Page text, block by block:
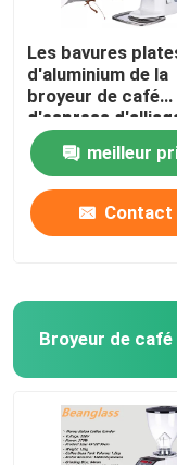
Les bavures
d'aluminium de la
broyeur de café
d'espress
64mm tochscreen
broyeurmeilleur
Contact
Broyeur de